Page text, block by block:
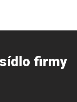
sídlo firmy